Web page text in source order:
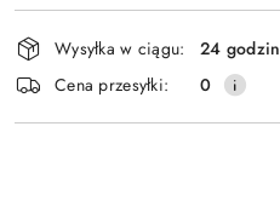
Dostępność
i
dostawa
Wysyłka w ciągu:
24
Cena przesyłki:
0